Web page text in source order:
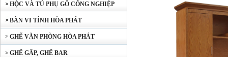
HỘC VÀ TỦ PHỤ GỖ CÔNG NGHIỆP
BÀN VI TÍNH HÒA PHÁT
GHẾ VĂN PHÒNG HÒA PHÁT
GHẾ GẤP, GHẾ BAR